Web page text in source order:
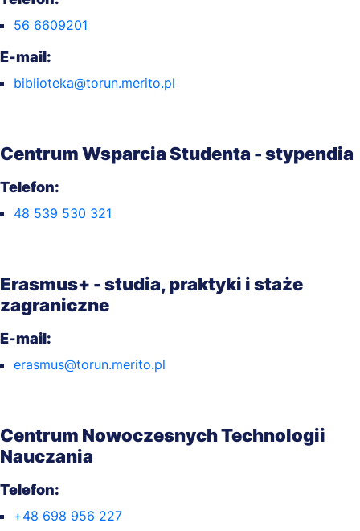
56 6609201
E-mail:
biblioteka@torun.merito.pl
Centrum Wsparcia Studenta - stypendia
Telefon:
48 539 530 321
Erasmus+ - studia, praktyki i staże
zagraniczne
E-mail:
erasmus@torun.merito.pl
Centrum Nowoczesnych Technologii
Nauczania
Telefon:
+48 698 956 227